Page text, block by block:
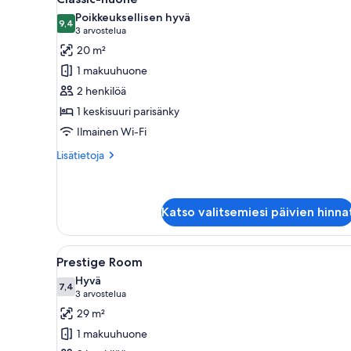
kaikki
huonetyypin
Classic-
huone
kuvat
9,49,4 kautta 10
Poikkeuksellisen hyvä
3 arvostelua
(3
arvostelua)
20 m²
1 makuuhuone
2 henkilöä
1 keskisuuri parisänky
Ilmainen Wi-Fi
Lisätietoja
Lisätietoja
Katso valitsemiesi päivien
Avaa
kaikki
huonetyypin
Prestige
Room
kuvat
Makuuhuoneessa on
7
Prestige Room
7,47,4 kautta 10
Hyvä
3 arvostelua
(3
arvostelua)
29 m²
1 makuuhuone